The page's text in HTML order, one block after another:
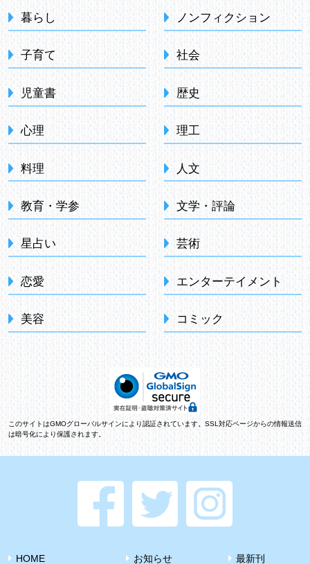
暮らし
子育て
児童書
心理
料理
教育・学参
星占い
恋愛
美容
ノンフィクション
社会
歴史
理工
人文
文学・評論
芸術
エンターテイメント
コミック
このサイトはGMOグローバルサインにより認証されています。SSL対応ページからの情報送信
は暗号化により保護されます。
HOME お知らせ 最新刊